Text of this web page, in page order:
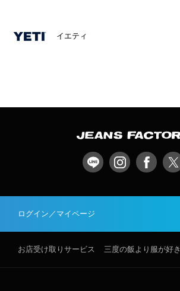
イエティ
ログイン／マイページ
お店受け取りサービス 三度の飯より服が好き